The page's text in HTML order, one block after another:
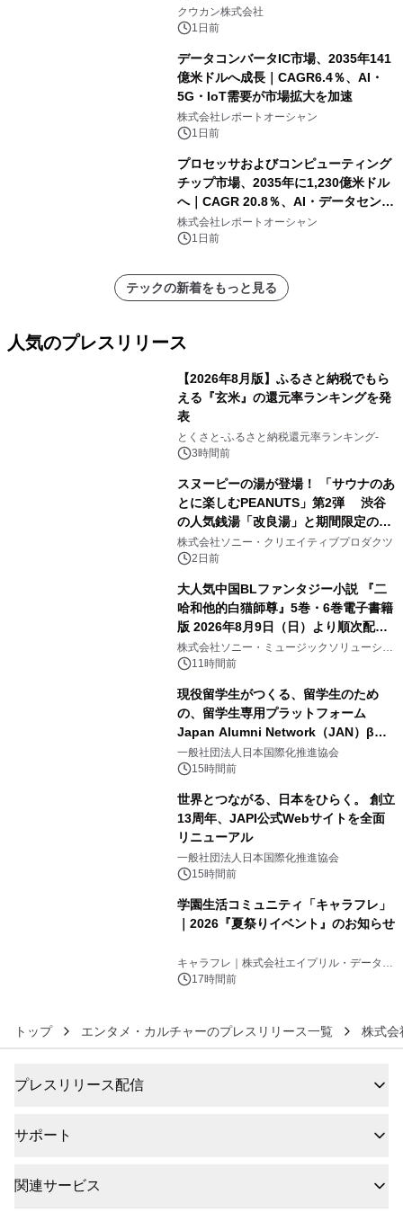
クウカン株式会社
1日前
データコンバータIC市場、2035年141
億米ドルへ成長｜CAGR6.4％、AI・
5G・IoT需要が市場拡大を加速
株式会社レポートオーシャン
1日前
プロセッサおよびコンピューティング
チップ市場、2035年に1,230億米ドル
へ｜CAGR 20.8％、AI・データセンタ
ー需要が成長を牽引
株式会社レポートオーシャン
1日前
テックの新着をもっと見る
人気のプレスリリース
【2026年8月版】ふるさと納税でもら
える『玄米』の還元率ランキングを発
表
とくさと-ふるさと納税還元率ランキング-
3時間前
スヌーピーの湯が登場！ 「サウナのあ
とに楽しむPEANUTS」第2弾 渋谷
の人気銭湯「改良湯」と期間限定のコ
ラボレーション サウナイキタイコラ
ボグッズも発売決定！
株式会社ソニー・クリエイティブプロダクツ
2日前
大人気中国BLファンタジー小説 『二
哈和他的白猫師尊』5巻・6巻電子書籍
版 2026年8月9日（日）より順次配信
開始
株式会社ソニー・ミュージックソリューショ
ンズ11時間前
現役留学生がつくる、留学生のため
の、留学生専用プラットフォーム
Japan Alumni Network（JAN）β版
をリリース
一般社団法人日本国際化推進協会
15時間前
世界とつながる、日本をひらく。 創立
13周年、JAPI公式Webサイトを全面
リニューアル
一般社団法人日本国際化推進協会
15時間前
学園生活コミュニティ「キャラフレ」
｜2026『夏祭りイベント』のお知らせ
キャラフレ｜株式会社エイプリル・データ・
デザインズ
17時間前
トップ エンタメ・カルチャーのプレスリリース一覧 株式
プレスリリース配信
サポート
関連サービス